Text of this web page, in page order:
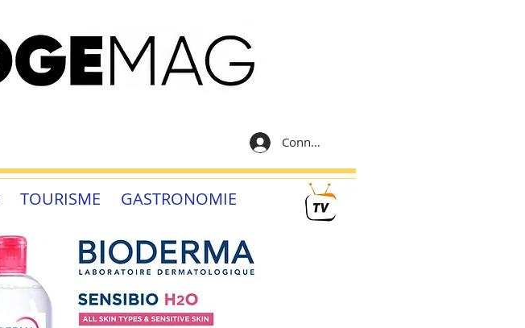
Connexion
TOURISME GASTRONOMIE